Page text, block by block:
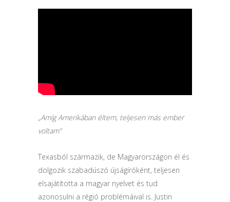
„Amíg Amerikában éltem, teljesen más ember
voltam”
Texasból származik, de Magyarországon él és
dolgozik szabadúszó újságíróként, teljesen
elsajátította a magyar nyelvet és tud
azonosulni a régió problémáival is. Justin